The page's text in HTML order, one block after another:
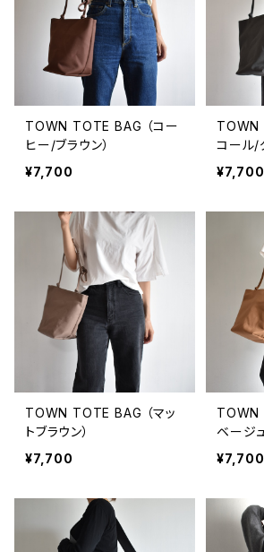
TOWN TOTE BAG （コー
ヒー/ブラウン）
¥7,700
TOWN
コール/
¥7,700
TOWN TOTE BAG （マッ
トブラウン）
¥7,700
TOWN
ベージュ
¥7,700